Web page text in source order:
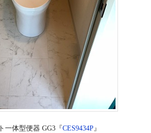
一体型便器 GG3『CES9434P 』